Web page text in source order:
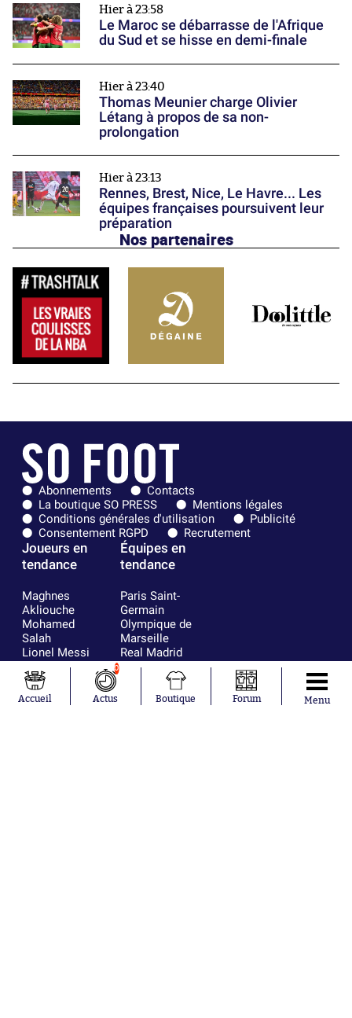
Hier à 23:58
Le Maroc se débarrasse de l'Afrique
du Sud et se hisse en demi-finale
Hier à 23:40
Thomas Meunier charge Olivier
Létang à propos de sa non-
prolongation
Hier à 23:13
Rennes, Brest, Nice, Le Havre... Les
équipes françaises poursuivent leur
préparation
Nos partenaires
Abonnements
Contacts
La boutique SO PRESS
Mentions légales
Conditions générales d'utilisation
Publicité
Consentement RGPD
Recrutement
Joueurs en
tendance
Maghnes
Akliouche
Mohamed
Salah
Lionel Messi
Ferrán Torres
Kilian Corredor
Franco
Mastantuono
Équipes en
tendance
Paris Saint-
Germain
Olympique de
Marseille
Real Madrid
FIFA
Olympique
lyonnais
AS Monaco
Accueil
0
Actus Boutique Forum Menu